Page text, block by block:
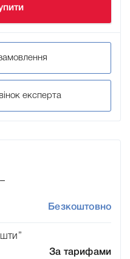
експерта
Безкоштовно
За тарифами